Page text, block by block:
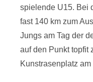
spielende U15. Bei
fast 140 km zum
Jungs am Tag der
auf den Punkt topfit
Kunstrasenplatz am